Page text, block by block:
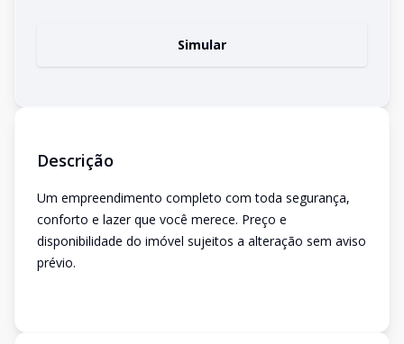
Simular
Descrição
Um empreendimento completo com toda segurança,
conforto e lazer que você merece. Preço e
disponibilidade do imóvel sujeitos a alteração sem aviso
prévio.